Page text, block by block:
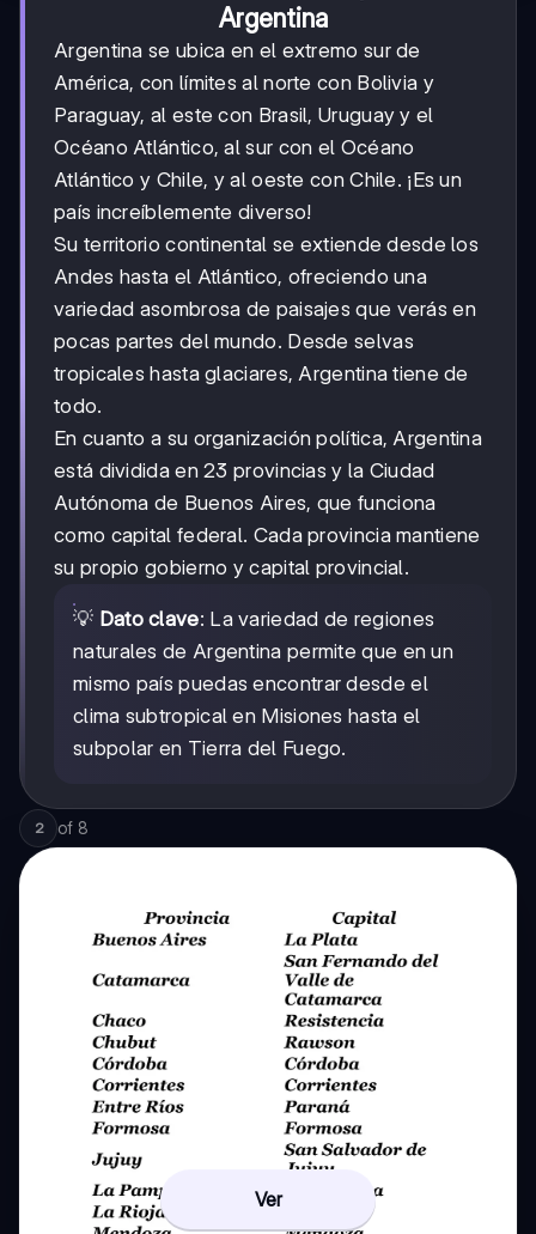
Argentina
Argentina se ubica en el extremo sur de
América, con límites al norte con Bolivia y
Paraguay, al este con Brasil, Uruguay y el
Océano Atlántico, al sur con el Océano
Atlántico y Chile, y al oeste con Chile. ¡Es un
país increíblemente diverso!
Su territorio continental se extiende desde los
Andes hasta el Atlántico, ofreciendo una
variedad asombrosa de paisajes que verás en
pocas partes del mundo. Desde selvas
tropicales hasta glaciares, Argentina tiene de
todo.
En cuanto a su organización política, Argentina
está dividida en 23 provincias y la Ciudad
Autónoma de Buenos Aires, que funciona
como capital federal. Cada provincia mantiene
su propio gobierno y capital provincial.
💡 Dato clave: La variedad de regiones
naturales de Argentina permite que en un
mismo país puedas encontrar desde el
clima subtropical en Misiones hasta el
subpolar en Tierra del Fuego.
2 of 8
Ver